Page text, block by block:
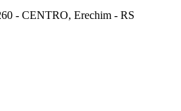
- CENTRO, Erechim - RS